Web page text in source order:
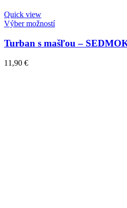
Quick view
Výber možností
Turban s mašľou –
11,90 €